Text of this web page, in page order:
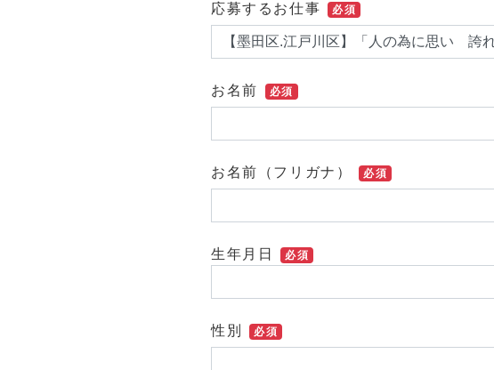
応募するお仕事 必須
お名前 必須
お名前（フリガナ） 必須
生年月日 必須
性別 必須